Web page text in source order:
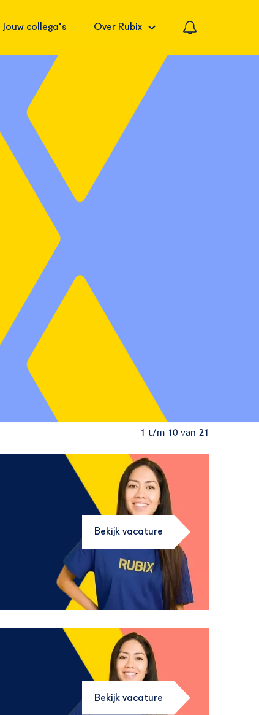
Jouw collega's Over Rubix
1 t/m 10 van 21
Bekijk vacature
Bekijk vacature